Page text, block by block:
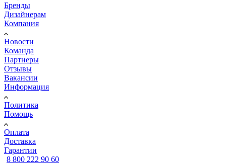
Бренды
Дизайнерам
Компания
Новости
Команда
Партнеры
Отзывы
Вакансии
Информация
Политика
Помощь
Оплата
Доставка
Гарантии
8 800 222 90 60